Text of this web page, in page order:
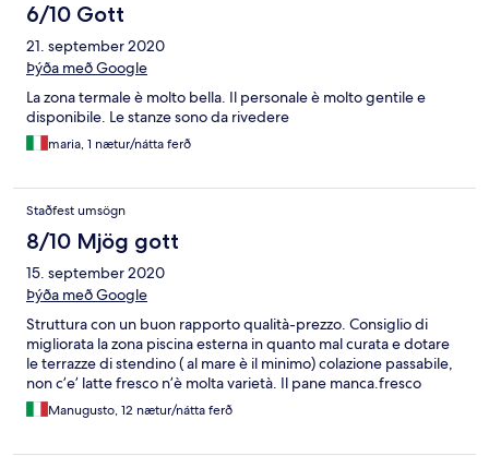
6/10 Gott
21. september 2020
Þýða með Google
La zona termale è molto bella. Il personale è molto gentile e
disponibile. Le stanze sono da rivedere
maria, 1 nætur/nátta ferð
Staðfest umsögn
8/10 Mjög gott
15. september 2020
Þýða með Google
Struttura con un buon rapporto qualità-prezzo. Consiglio di
migliorata la zona piscina esterna in quanto mal curata e dotare
le terrazze di stendino ( al mare è il minimo) colazione passabile,
non c’e’ latte fresco n’è molta varietà. Il pane manca.fresco
Manugusto, 12 nætur/nátta ferð